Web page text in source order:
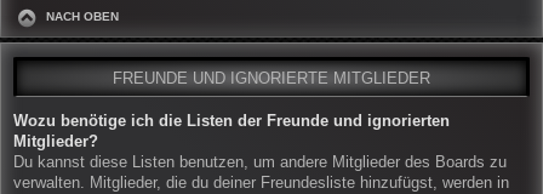
NACH OBEN
FREUNDE UND IGNORIERTE MITGLIEDER
Wozu benötige ich die Listen der Freunde und ignorierten
Mitglieder?
Du kannst diese Listen benutzen, um andere Mitglieder des Boards zu
verwalten. Mitglieder, die du deiner Freundesliste hinzufügst, werden in